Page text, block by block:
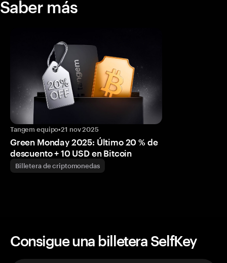
Saber más
Tangem equipo•21 nov 2025
Green Monday 2025: Último 20 % de
descuento + 10 USD en Bitcoin
Billetera de criptomonedas
Consigue una billetera SelfKey